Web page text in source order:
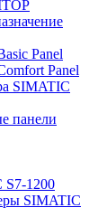
Panel
Panel
SIMATIC
панели
1200
SIMATIC